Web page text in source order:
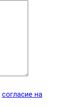
согласие на